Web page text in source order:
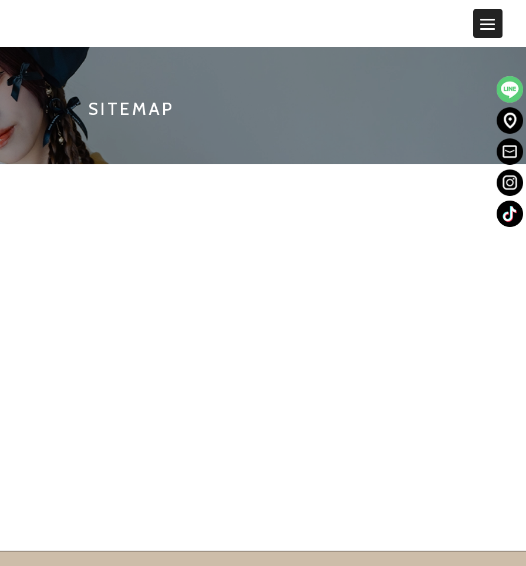
SITEMAP